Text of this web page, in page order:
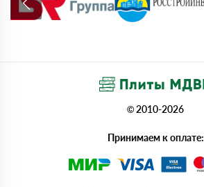
© 2010-2026
Принимаем к оплате: